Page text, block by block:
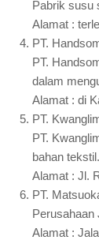
Pabrik susu
Alamat :
PT.
PT.
dalam
Alamat : di
PT.
PT.
bahan tekstil.
Alamat : Jl.
PT.
Perusahaan
Alamat :